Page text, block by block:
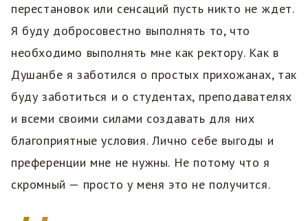
перестановок или сенсаций пусть никто не ждет.
Я буду добросовестно выполнять то, что
необходимо выполнять мне как ректору. Как в
Душанбе я заботился о простых прихожанах, так
буду заботиться и о студентах, преподавателях
и всеми своими силами создавать для них
благоприятные условия. Лично себе выгоды и
преференции мне не нужны. Не потому что я
скромный — просто у меня это не получится.